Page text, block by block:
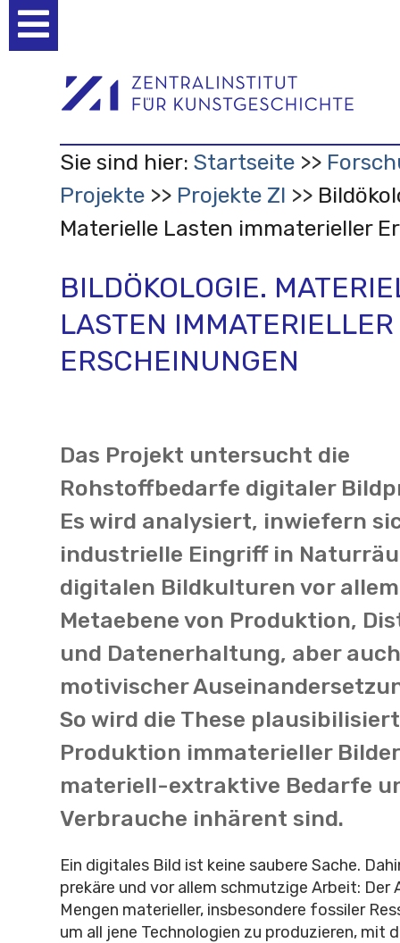
Werkzeuge
Sie sind hier: Startseite
Projekte
Projekte ZI
Materielle Lasten immaterieller
BILDÖKOLOGIE.
LASTEN IMMATERIELLER
ERSCHEINUNGEN
Das Projekt untersucht die
Rohstoffbedarfe digitaler
Es wird analysiert, inwiefern
industrielle Eingriff in
digitalen Bildkulturen vor
Metaebene von Produktion,
und Datenerhaltung, aber
motivischer
So wird die These
Produktion immaterieller
materiell-extraktive Bedarfe
Verbrauche inhärent sind.
Ein digitales Bild ist keine saubere Sache.
prekäre und vor allem schmutzige Arbeit: Der
Mengen materieller, insbesondere fossiler
um all jene Technologien zu produzieren, mit